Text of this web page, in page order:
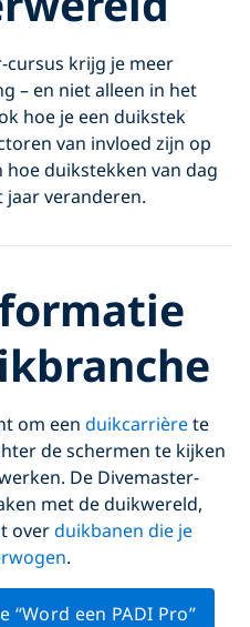
cursus krijg je meer
– en niet alleen in het
hoe je een duikstek
van invloed zijn op
duikstekken van dag
veranderen.
om een duikcarrièrete
de schermen te kijken
De Divemaster-
met de duikwereld,
overduikbanen die je
.
een PADI Pro”